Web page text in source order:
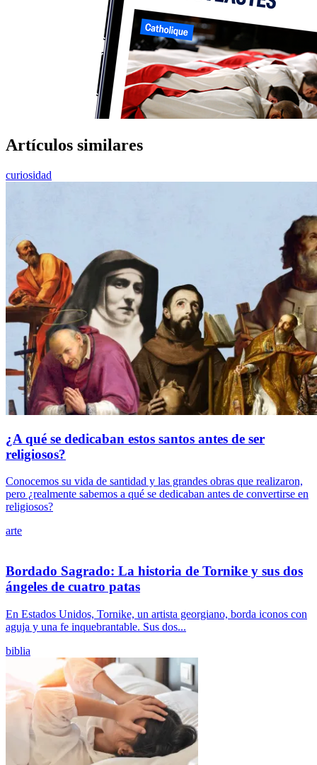
Artículos similares
curiosidad
¿A qué se dedicaban estos santos antes de ser
religiosos?
Conocemos su vida de santidad y las grandes obras que realizaron,
pero ¿realmente sabemos a qué se dedicaban antes de convertirse en
religiosos?
arte
Bordado Sagrado: La historia de Tornike y sus dos
ángeles de cuatro patas
En Estados Unidos, Tornike, un artista georgiano, borda iconos con
aguja y una fe inquebrantable. Sus dos...
biblia